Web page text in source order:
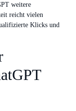
weitere
reicht vielen
Klicks und